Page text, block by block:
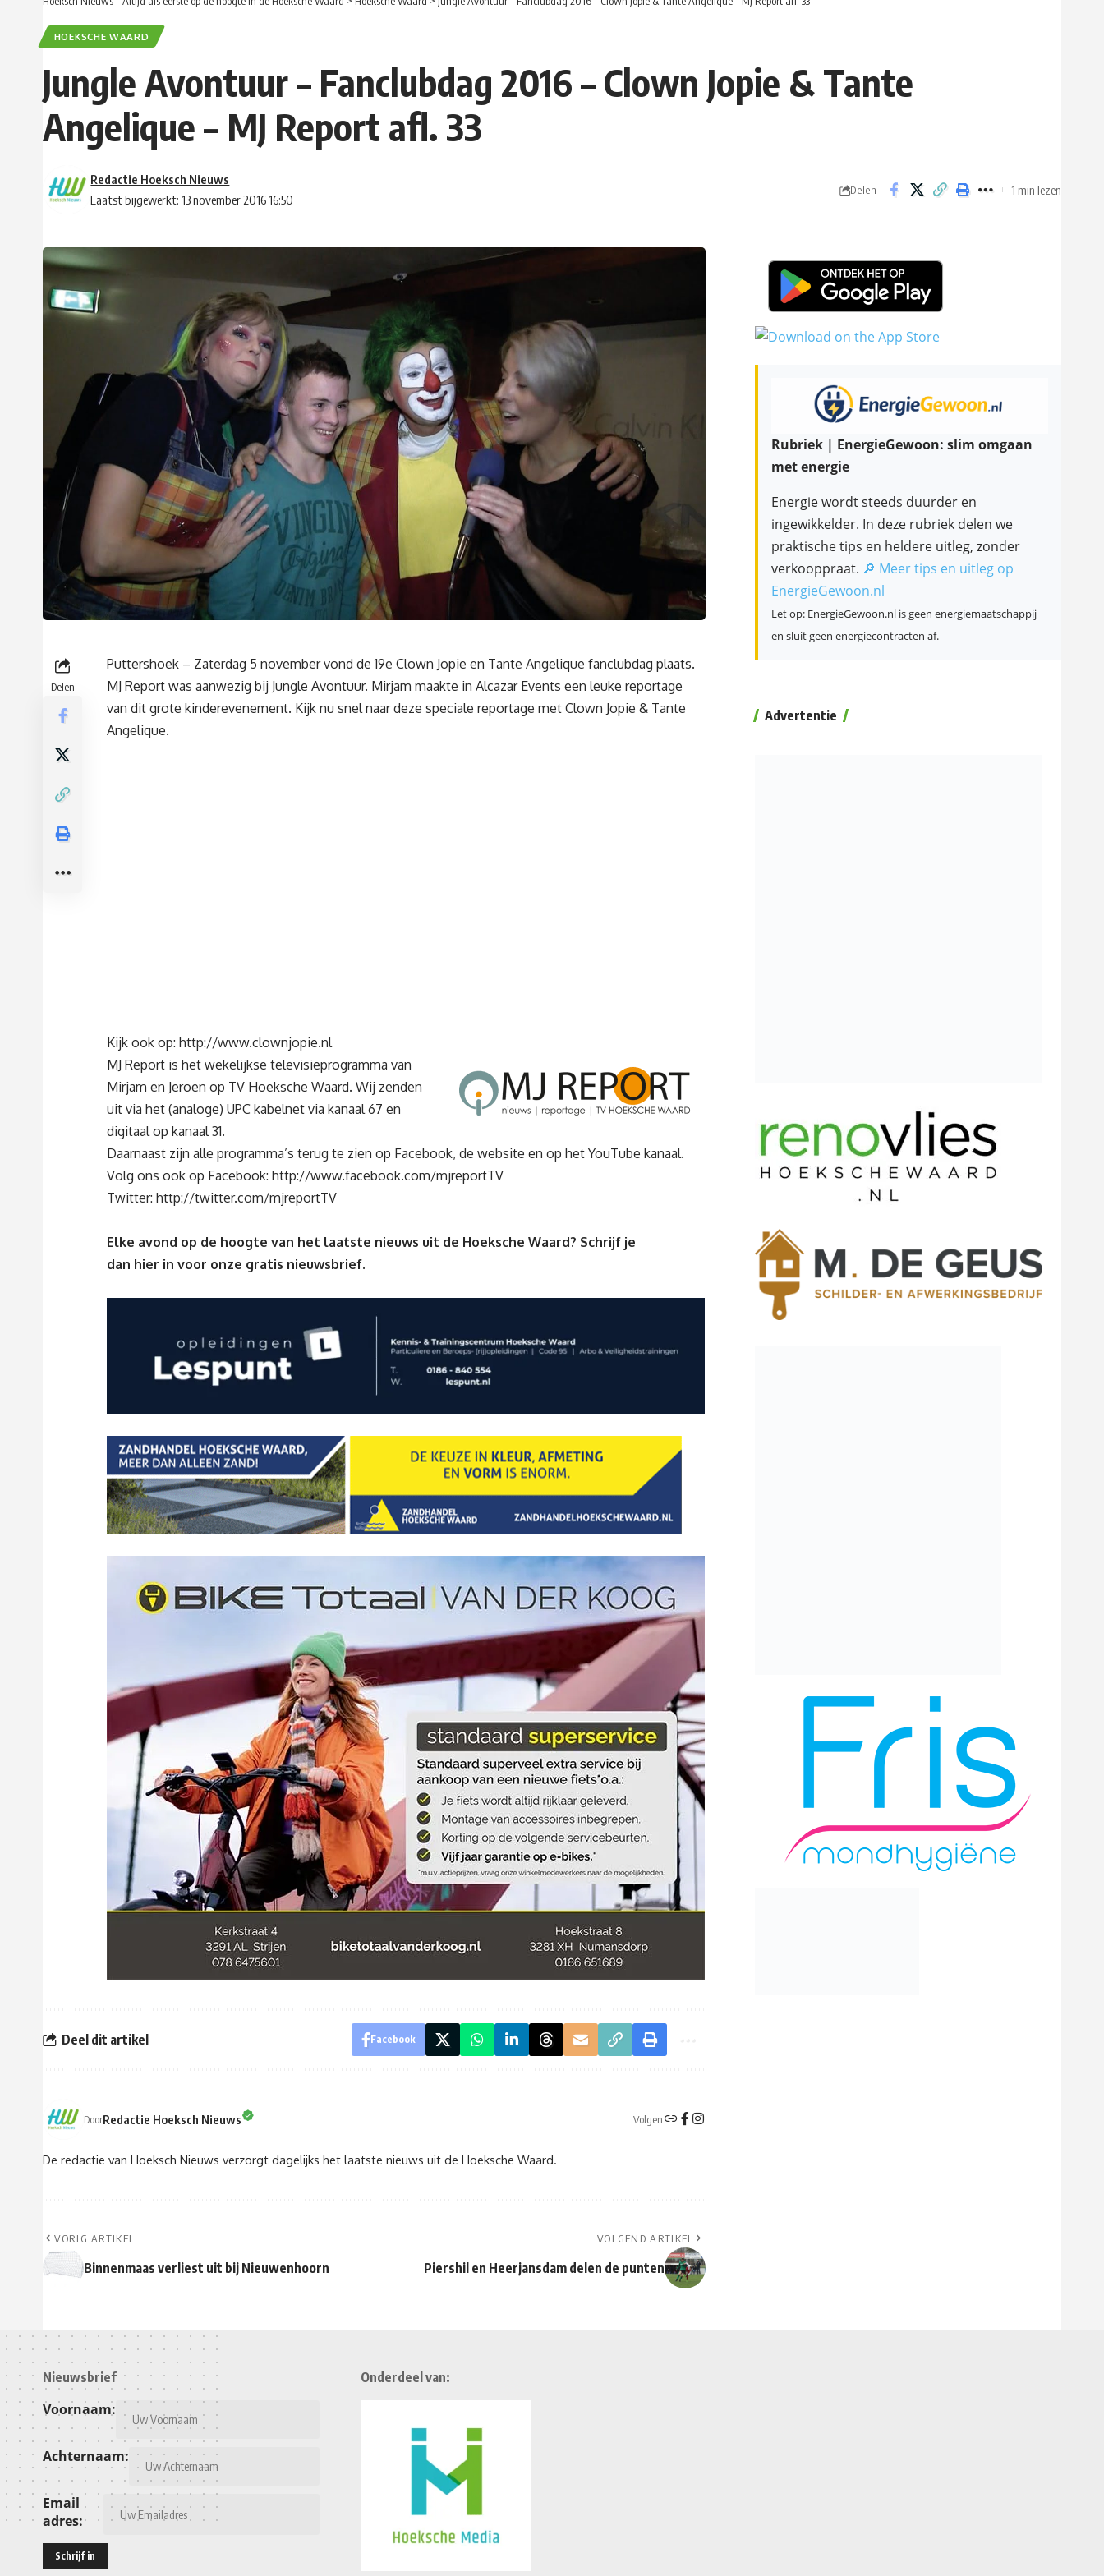
HOEKSCHE WAARD
Jungle Avontuur – Fanclubdag 2016 – Clown Jopie & Tante
Angelique – MJ Report afl. 33
Laatst bijgewerkt: 13 november 2016 16:50
Redactie Hoeksch Nieuws
Delen 1 min lezen
Delen
Puttershoek – Zaterdag 5 november vond de 19e Clown Jopie en Tante Angelique fanclubdag plaats.
MJ Report was aanwezig bij Jungle Avontuur. Mirjam maakte in Alcazar Events een leuke reportage
van dit grote kinderevenement. Kijk nu snel naar deze speciale reportage met Clown Jopie & Tante
Angelique.
Kijk ook op: http://www.clownjopie.nl
MJ Report is het wekelijkse televisieprogramma van
Mirjam en Jeroen op TV Hoeksche Waard. Wij zenden
uit via het (analoge) UPC kabelnet via kanaal 67 en
digitaal op kanaal 31.
Daarnaast zijn alle programma’s terug te zien op Facebook, de website en op het YouTube kanaal.
Volg ons ook op Facebook: http://www.facebook.com/mjreportTV
Twitter: http://twitter.com/mjreportTV
Elke avond op de hoogte van het laatste nieuws uit de Hoeksche Waard? Schrijf je
dan hier in voor onze gratis nieuwsbrief.
Deel dit artikel Facebook
DoorRedactie Hoeksch Nieuws Volgen
De redactie van Hoeksch Nieuws verzorgt dagelijks het laatste nieuws uit de Hoeksche Waard.
VORIG ARTIKEL
Binnenmaas verliest uit bij Nieuwenhoorn
VOLGEND ARTIKEL
Piershil en Heerjansdam delen de punten
Rubriek | EnergieGewoon: slim omgaan
met energie
Energie wordt steeds duurder en
ingewikkelder. In deze rubriek delen we
praktische tips en heldere uitleg, zonder
verkooppraat. 🔎 Meer tips en uitleg op
EnergieGewoon.nl
Let op: EnergieGewoon.nl is geen energiemaatschappij
en sluit geen energiecontracten af.
Advertentie
Nieuwsbrief
Voornaam:
Achternaam:
Email
adres:
Onderdeel van: